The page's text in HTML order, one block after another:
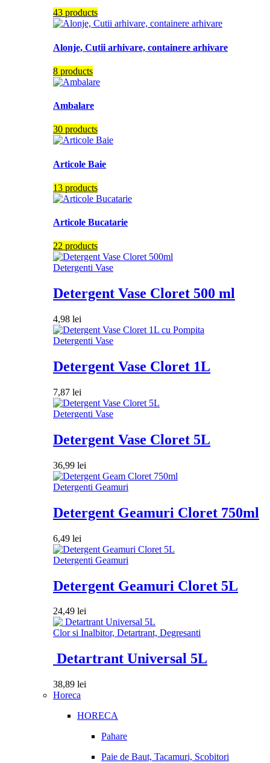
43 products
Alonje, Cutii arhivare, containere arhivare
8 products
Ambalare
30 products
Articole Baie
13 products
Articole Bucatarie
22 products
Detergenti Vase
Detergent Vase Cloret 500 ml
4,98 lei
Detergenti Vase
Detergent Vase Cloret 1L
7,87 lei
Detergenti Vase
Detergent Vase Cloret 5L
36,99 lei
Detergenti Geamuri
Detergent Geamuri Cloret 750ml
6,49 lei
Detergenti Geamuri
Detergent Geamuri Cloret 5L
24,49 lei
Clor si Inalbitor, Detartrant, Degresanti
Detartrant Universal 5L
38,89 lei
Horeca
HORECA
Pahare
Paie de Baut, Tacamuri, Scobitori